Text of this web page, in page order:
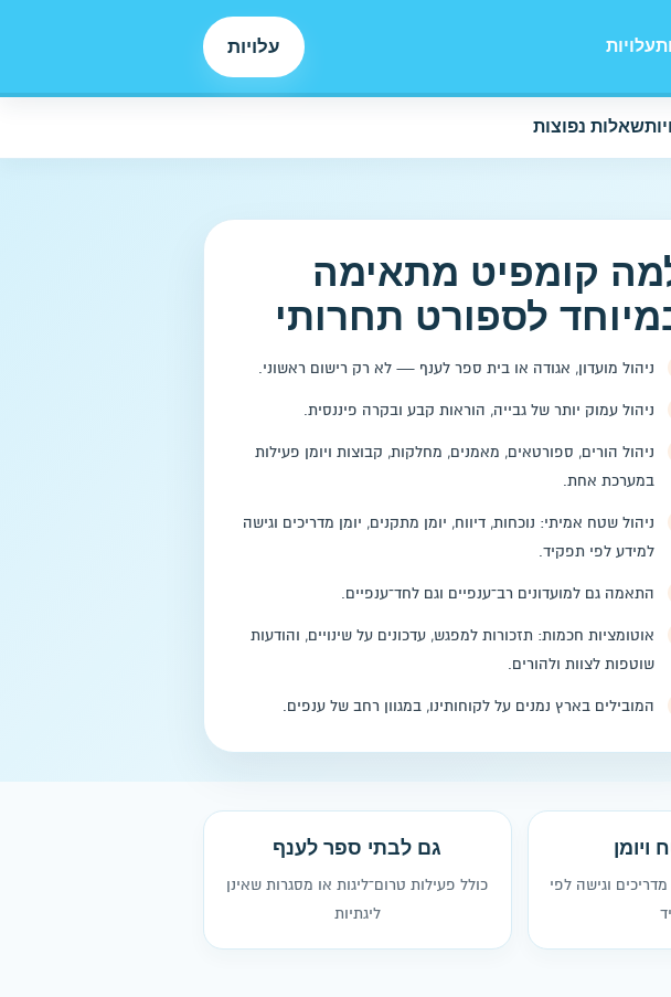
עלויות עלויות
שאלות נפוצות
קומפיט מתאימה
לספורט תחרותי
ניהול מועדון, אגודה או בית ספר לענף — לא רק רישום ראשוני.
ניהול עמוק יותר של גבייה, הוראות קבע ובקרה פיננסית.
ניהול הורים, ספורטאים, מאמנים, מחלקות, קבוצות ויומן פעילות
במערכת אחת.
ניהול שטח אמיתי: נוכחות, דיווח, יומן מתקנים, יומן מדריכים וגישה
למידע לפי תפקיד.
התאמה גם למועדונים רב־ענפיים וגם לחד־ענפיים.
אוטומציות חכמות: תזכורות למפגש, עדכונים על שינויים, והודעות
שוטפות לצוות ולהורים.
המובילים בארץ נמנים על לקוחותינו, במגוון רחב של ענפים.
ויומן
וגישה לפי
גם לבתי ספר לענף
כולל פעילות טרום־ליגות או מסגרות שאינן
ליגתיות